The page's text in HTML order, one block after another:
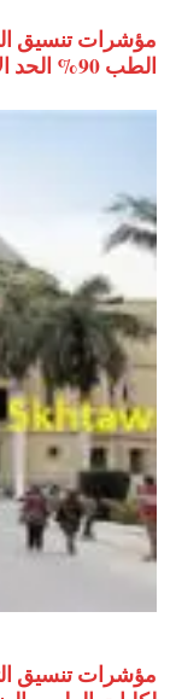
الطب 90% الحد الادني لكلية الهندسة